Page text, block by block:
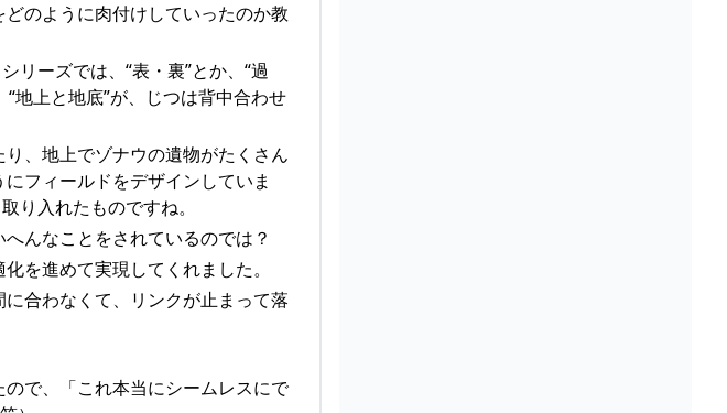
のように肉付けしていったのか教
リーズでは、“表・裏”とか、“過
地上と地底”が、じつは背中合わせ
、地上でゾナウの遺物がたくさん
フィールドをデザインしていま
り入れたものですね。
んなことをされているのでは？
を進めて実現してくれました。
合わなくて、リンクが止まって落
で、「これ本当にシームレスにで